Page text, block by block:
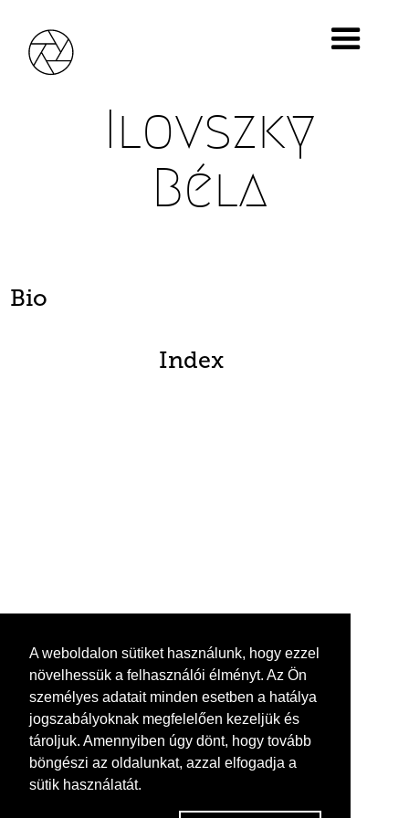
A weboldalon sütiket használunk, hogy ezzel
növelhessük a felhasználói élményt. Az Ön
személyes adatait minden esetben a hatálya
jogszabályoknak megfelelően kezeljük és
tároljuk. Amennyiben úgy dönt, hogy tovább
böngészi az oldalunkat, azzal elfogadja a
sütik használatát.
Ilovszky
Béla
Bio
Index